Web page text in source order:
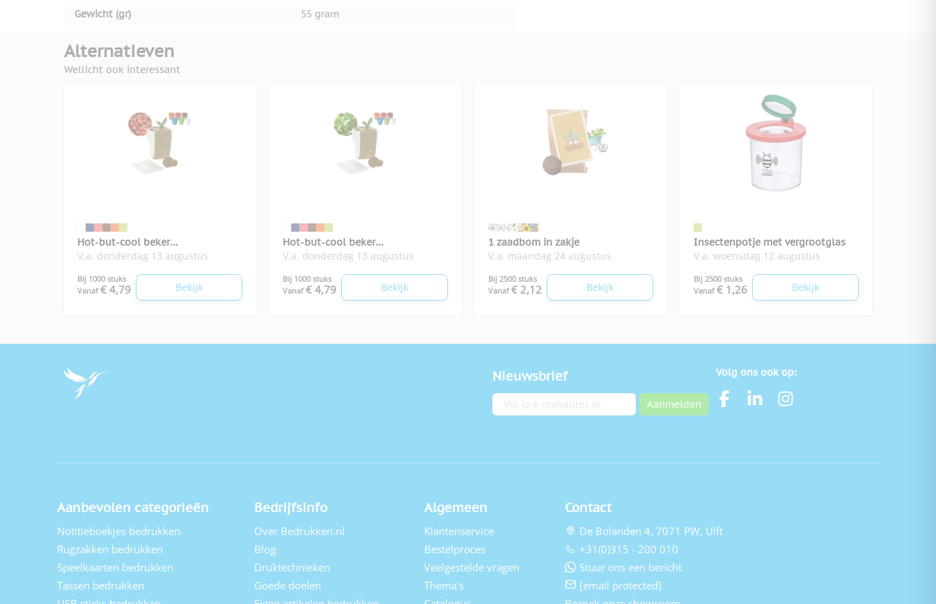
Gewicht (gr)
55 gram
Alternatieven
Wellicht ook interessant
Hot-but-cool beker
kerstomatenzaadjes
V.a. donderdag 13 augustus
Bij 1000 stuks
Vanaf € 4,79 Bekijk
Hot-but-cool beker
basilicumzaadjes
V.a. donderdag 13 augustus
Bij 1000 stuks
Vanaf € 4,79 Bekijk
1 zaadbom in zakje
V.a. maandag 24 augustus
Bij 2500 stuks
Vanaf € 2,12 Bekijk
Insectenpotje met vergrootglas
V.a. woensdag 12 augustus
Bij 2500 stuks
Vanaf € 1,26 Bekijk
Nieuwsbrief
E-mailadres Aanmelden
Volg ons ook op:
Aanbevolen categorieën
Notitieboekjes bedrukken
Rugzakken bedrukken
Speelkaarten bedrukken
Tassen bedrukken
Bedrijfsinfo
Over Bedrukken.nl
Blog
Druktechnieken
Goede doelen
Algemeen
Klantenservice
Bestelproces
Veelgestelde vragen
Thema's
Contact
De Bolanden 4, 7071 PW, Ulft
+31(0)315 - 200 010
Stuur ons een bericht
[email protected]